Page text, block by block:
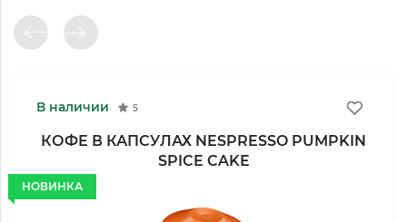
В наличии 5
НОВИНКА
КОФЕ В КАПСУЛАХ NESPRESSO PUMPKIN
SPICE CAKE